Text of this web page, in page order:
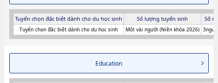
Tuyển chọn đặc biệt dành cho du học sinh Số lượng tuyển sinh Số
Tuyển chọn đặc biệt dành cho du học sinh Một vài người (Niên khóa 2026)
Education